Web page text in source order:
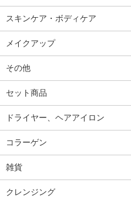
スキンケア・ボディケア
メイクアップ
その他
セット商品
ドライヤー、ヘアアイロン
コラーゲン
雑貨
クレンジング